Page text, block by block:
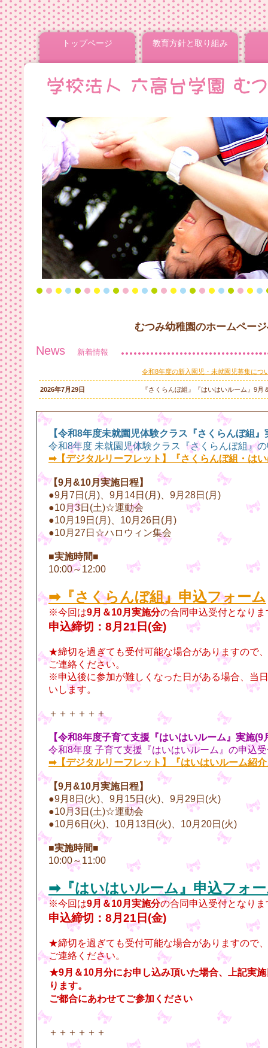
むつみ幼稚園のホームペー
News 新着情報
令和8年度の新入園児・未就園児募集につ
2026年7月29日 『さくらんぼ組』『はいはいルーム』9
【令和8年度未就園児体験クラス『さくらんぼ組
令和8年度 未就園児体験クラス『さくらんぼ組』
➡【デジタルリーフレット】『さくらんぼ組・は
【9月&10月実施日程】
●9月7日(月)、9月14日(月)、9月28日(月)
●10月3日(土)☆運動会
●10月19日(月)、10月26日(月)
●10月27日☆ハロウィン集会
■実施時間■
10:00～12:00
➡『さくらんぼ組』申込フォーム
※今回は9月＆10月実施分の合同申込受付となり
申込締切：8月21日(金)
★締切を過ぎても受付可能な場合がありますので
ご連絡ください。
※申込後に参加が難しくなった日がある場合、当
いします。
＋＋＋＋＋＋
【令和8年度子育て支援『はいはいルーム』実施
令和8年度 子育て支援『はいはいルーム』の申込
➡【デジタルリーフレット】『はいはいルーム紹
【9月&10月実施日程】
●9月8日(火)、9月15日(火)、9月29日(火)
●10月3日(土)☆運動会
●10月6日(火)、10月13日(火)、10月20日(火)
■実施時間■
10:00～11:00
➡『はいはいルーム』申込フォ
※今回は9月＆10月実施分の合同申込受付となり
申込締切：8月21日(金)
★締切を過ぎても受付可能な場合がありますので
ご連絡ください。
★9月＆10月分にお申し込み頂いた場合、上記実
ります。
ご都合にあわせてご参加ください
＋＋＋＋＋＋
トップページ 教育方針と取り組み